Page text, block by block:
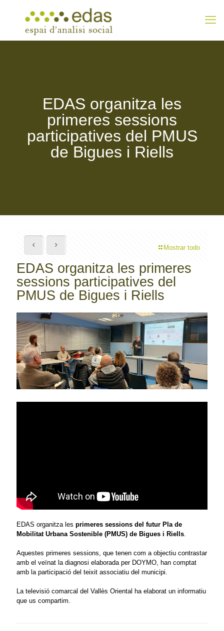
EDAS organitza les
primeres sessions
participatives del PMUS
de Bigues i Riells
Mostrar todo
EDAS organitza les primeres
sessions participatives del
PMUS de Bigues i Riells
EDAS organitza les primeres sessions del futur Pla de
Mobilitat Urbana Sostenible (PMUS) de Bigues i Riells
Aquestes primeres sessions, que tenen com a objectiu contrastar
amb el veïnat la diagnosi elaborada per DOYMO, han comptat
amb la participació del teixit associatiu del municipi.
La televisió comarcal del Vallès Oriental ha elaborat un informatiu
que us compartim.